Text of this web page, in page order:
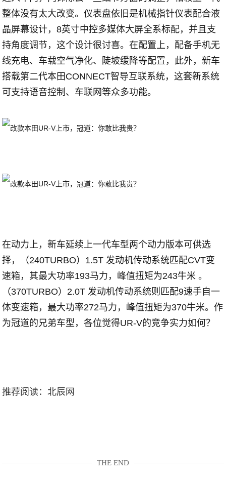
整体没有太大改变。仪表盘依旧是机械指针仪表配合液
晶屏幕设计，8英寸中控多媒体大屏全系标配，并且支
持角度调节，这个设计很讨喜。在配置上，配备手机无
线充电、车载空气净化、陡坡缓降等配置，此外，新车
搭载第二代本田CONNECT智导互联系统，这套新系统
可支持语音控制、车联网等众多功能。
在动力上，新车延续上一代车型两个动力版本可供选
择，（240TURBO）1.5T 发动机传动系统匹配CVT变
速箱，其最大功率193马力，峰值扭矩为243牛米 。
（370TURBO）2.0T 发动机传动系统则匹配9速手自一
体变速箱，最大功率272马力，峰值扭矩为370牛米。作
为冠道的兄弟车型，各位觉得UR-V的竞争实力如何？
推荐阅读：北辰网
THE END